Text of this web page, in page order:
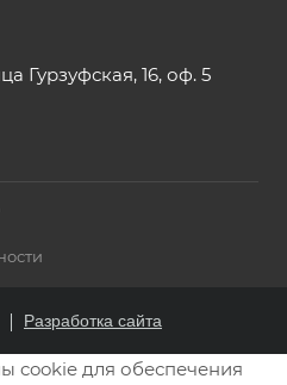
Гурзуфская, 16, оф. 5
Разработка сайта
cookie для обеспечения